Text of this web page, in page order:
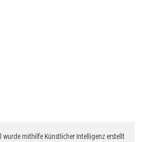
wurde mithilfe Künstlicher Intelligenz erstellt